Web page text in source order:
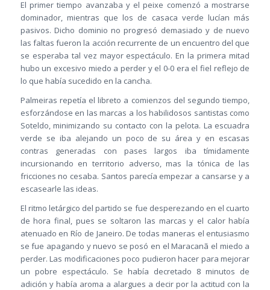
El primer tiempo avanzaba y el peixe comenzó a mostrarse
dominador, mientras que los de casaca verde lucían más
pasivos. Dicho dominio no progresó demasiado y de nuevo
las faltas fueron la acción recurrente de un encuentro del que
se esperaba tal vez mayor espectáculo. En la primera mitad
hubo un excesivo miedo a perder y el 0-0 era el fiel reflejo de
lo que había sucedido en la cancha.
Palmeiras repetía el libreto a comienzos del segundo tiempo,
esforzándose en las marcas a los habilidosos santistas como
Soteldo, minimizando su contacto con la pelota. La escuadra
verde se iba alejando un poco de su área y en escasas
contras generadas con pases largos iba tímidamente
incursionando en territorio adverso, mas la tónica de las
fricciones no cesaba. Santos parecía empezar a cansarse y a
escasearle las ideas.
El ritmo letárgico del partido se fue desperezando en el cuarto
de hora final, pues se soltaron las marcas y el calor había
atenuado en Río de Janeiro. De todas maneras el entusiasmo
se fue apagando y nuevo se posó en el Maracanã el miedo a
perder. Las modificaciones poco pudieron hacer para mejorar
un pobre espectáculo. Se había decretado 8 minutos de
adición y había aroma a alargues a decir por la actitud con la